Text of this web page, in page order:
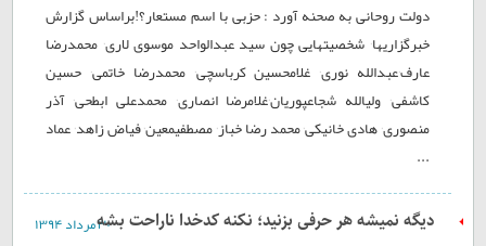
دولت روحانی به صحنه آورد : حزبی با اسم مستعار؟!براساس گزارش
خبرگزاریها٬ شخصيتهایی چون سيد عبدالواحد موسوی لاری٬ محمدرضا
عارف٬عبدالله نوری٬ غلامحسين کرباسچی٬ محمدرضا خاتمی٬ حسين
کاشفی٬ ولیالله شجاعپوریان٬غلامرضا انصاری٬ محمدعلی ابطحی٬ آذر
منصوری٬ هادی خانيکی٬ محمد رضا خباز٬ مصطفیمعين٬ فياض زاهد٬ عماد
...
دیگه نمیشه هر حرفی بزنید؛ نکنه کدخدا ناراحت بشه
۳۰ مرداد ۱۳۹۴